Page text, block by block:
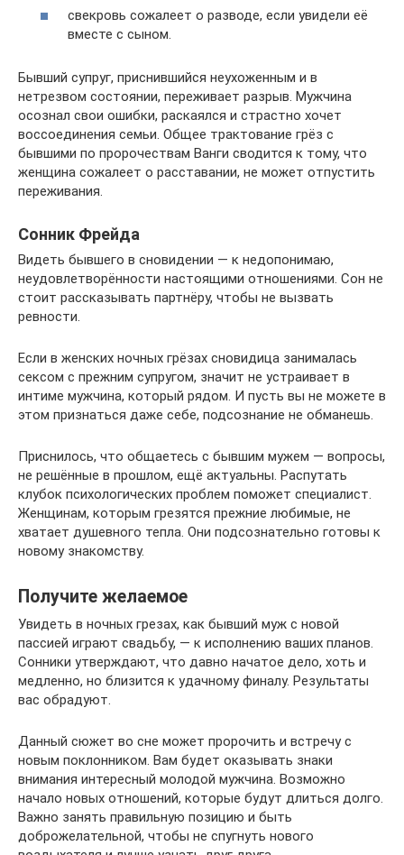
свекровь сожалеет о разводе, если увидели её
вместе с сыном.
Бывший супруг, приснившийся неухоженным и в
нетрезвом состоянии, переживает разрыв. Мужчина
осознал свои ошибки, раскаялся и страстно хочет
воссоединения семьи. Общее трактование грёз с
бывшими по пророчествам Ванги сводится к тому, что
женщина сожалеет о расставании, не может отпустить
переживания.
Сонник Фрейда
Видеть бывшего в сновидении — к недопонимаю,
неудовлетворённости настоящими отношениями. Сон не
стоит рассказывать партнёру, чтобы не вызвать
ревности.
Если в женских ночных грёзах сновидица занималась
сексом с прежним супругом, значит не устраивает в
интиме мужчина, который рядом. И пусть вы не можете в
этом признаться даже себе, подсознание не обманешь.
Приснилось, что общаетесь с бывшим мужем — вопросы,
не решённые в прошлом, ещё актуальны. Распутать
клубок психологических проблем поможет специалист.
Женщинам, которым грезятся прежние любимые, не
хватает душевного тепла. Они подсознательно готовы к
новому знакомству.
Получите желаемое
Увидеть в ночных грезах, как бывший муж с новой
пассией играют свадьбу, — к исполнению ваших планов.
Сонники утверждают, что давно начатое дело, хоть и
медленно, но близится к удачному финалу. Результаты
вас обрадуют.
Данный сюжет во сне может пророчить и встречу с
новым поклонником. Вам будет оказывать знаки
внимания интересный молодой мужчина. Возможно
начало новых отношений, которые будут длиться долго.
Важно занять правильную позицию и быть
доброжелательной, чтобы не спугнуть нового